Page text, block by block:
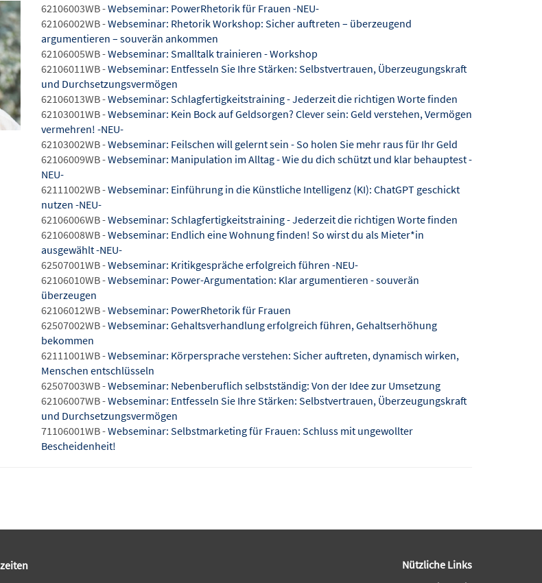
62106003WB -Webseminar: PowerRhetorik für Frauen -NEU-
62106002WB -Webseminar: Rhetorik Workshop: Sicher auftreten – überzeugend
argumentieren – souverän ankommen
62106005WB -Webseminar: Smalltalk trainieren - Workshop
62106011WB -Webseminar: Entfesseln Sie Ihre Stärken: Selbstvertrauen, Überzeugungskraft
und Durchsetzungsvermögen
62106013WB -Webseminar: Schlagfertigkeitstraining - Jederzeit die richtigen Worte finden
62103001WB -Webseminar: Kein Bock auf Geldsorgen? Clever sein: Geld verstehen, Vermögen
vermehren! -NEU-
62103002WB -Webseminar: Feilschen will gelernt sein - So holen Sie mehr raus für Ihr Geld
62106009WB -Webseminar: Manipulation im Alltag - Wie du dich schützt und klar behauptest -
NEU-
62111002WB -Webseminar: Einführung in die Künstliche Intelligenz (KI): ChatGPT geschickt
nutzen -NEU-
62106006WB -Webseminar: Schlagfertigkeitstraining - Jederzeit die richtigen Worte finden
62106008WB -Webseminar: Endlich eine Wohnung finden! So wirst du als Mieter*in
ausgewählt -NEU-
62507001WB -Webseminar: Kritikgespräche erfolgreich führen -NEU-
62106010WB -Webseminar: Power-Argumentation: Klar argumentieren - souverän
überzeugen
62106012WB -Webseminar: PowerRhetorik für Frauen
62507002WB -Webseminar: Gehaltsverhandlung erfolgreich führen, Gehaltserhöhung
bekommen
62111001WB -Webseminar: Körpersprache verstehen: Sicher auftreten, dynamisch wirken,
Menschen entschlüsseln
62507003WB -Webseminar: Nebenberuflich selbstständig: Von der Idee zur Umsetzung
62106007WB -Webseminar: Entfesseln Sie Ihre Stärken: Selbstvertrauen, Überzeugungskraft
und Durchsetzungsvermögen
71106001WB -Webseminar: Selbstmarketing für Frauen: Schluss mit ungewollter
Bescheidenheit!
Nützliche Links